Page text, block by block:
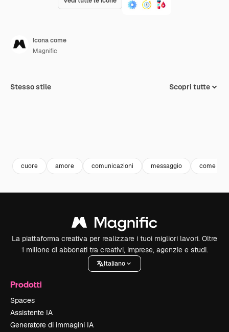
Icona come
Magnific
Stesso stile Scopri tutte
cuore amore comunicazioni messaggio come
La piattaforma creativa per realizzare i tuoi migliori lavori. Oltre
1 milione di abbonati tra creativi, imprese, agenzie e studi.
Italiano
Prodotti
Spaces
Assistente IA
Generatore di immagini IA